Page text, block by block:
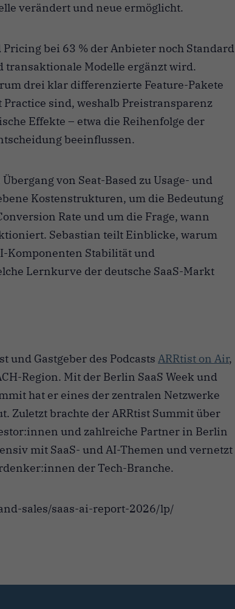
verändert und neue ermöglicht.
bei 63 % der Anbieter noch Standard
Modelle ergänzt wird.
drei klar differenzierte Feature-Pakete
Practice sind, weshalb Preistransparenz
Effekte – etwa die Reihenfolge der
beeinflussen.
von Seat-Based zu Usage- und
Kostenstrukturen, um die Bedeutung
Rate und um die Frage, wann
Sebastian teilt Einblicke, warum
Komponenten Stabilität und
Lernkurve der deutsche SaaS-Markt
und Gastgeber des Podcasts ARRtist on Air,
Region. Mit der Berlin SaaS Week und
hat er eines der zentralen Netzwerke
Zuletzt brachte der ARRtist Summit über
und zahlreiche Partner in Berlin
mit SaaS- und AI-Themen und vernetzt
der Tech-Branche.
sales/saas-ai-report-2026/lp/